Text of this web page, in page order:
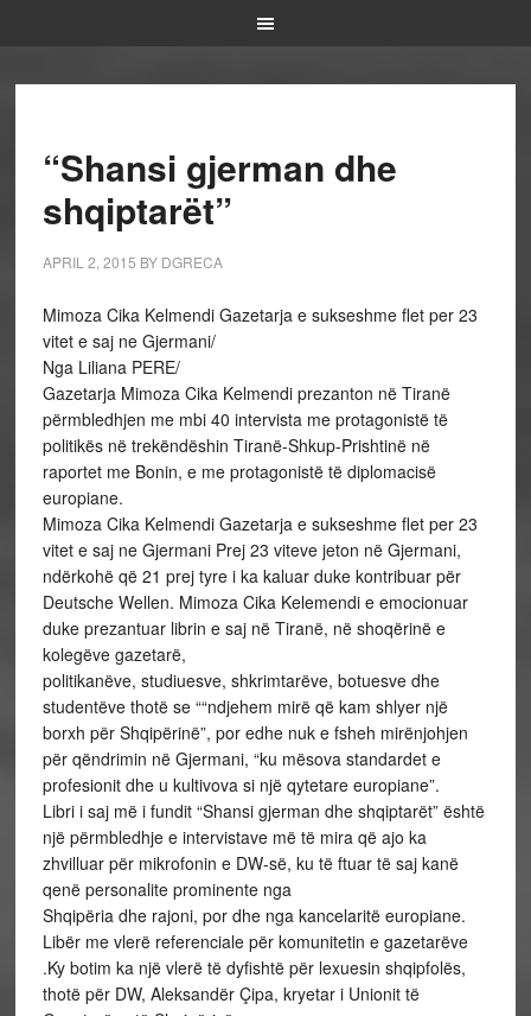
“Shansi gjerman dhe
shqiptarët”
APRIL 2, 2015 BY DGRECA
Mimoza Cika Kelmendi Gazetarja e sukseshme flet per 23
vitet e saj ne Gjermani/
Nga Liliana PERE/
Gazetarja Mimoza Cika Kelmendi prezanton në Tiranë
përmbledhjen me mbi 40 intervista me protagonistë të
politikës në trekëndëshin Tiranë-Shkup-Prishtinë në
raportet me Bonin, e me protagonistë të diplomacisë
europiane.
Mimoza Cika Kelmendi Gazetarja e sukseshme flet per 23
vitet e saj ne Gjermani Prej 23 viteve jeton në Gjermani,
ndërkohë që 21 prej tyre i ka kaluar duke kontribuar për
Deutsche Wellen. Mimoza Cika Kelemendi e emocionuar
duke prezantuar librin e saj në Tiranë, në shoqërinë e
kolegëve gazetarë,
politikanëve, studiuesve, shkrimtarëve, botuesve dhe
studentëve thotë se ““ndjehem mirë që kam shlyer një
borxh për Shqipërinë”, por edhe nuk e fsheh mirënjohjen
për qëndrimin në Gjermani, “ku mësova standardet e
profesionit dhe u kultivova si një qytetare europiane”.
Libri i saj më i fundit “Shansi gjerman dhe shqiptarët” është
një përmbledhje e intervistave më të mira që ajo ka
zhvilluar për mikrofonin e DW-së, ku të ftuar të saj kanë
qenë personalite prominente nga
Shqipëria dhe rajoni, por dhe nga kancelaritë europiane.
Libër me vlerë referenciale për komunitetin e gazetarëve
.Ky botim ka një vlerë të dyfishtë për lexuesin shqipfolës,
thotë për DW, Aleksandër Çipa, kryetar i Unionit të